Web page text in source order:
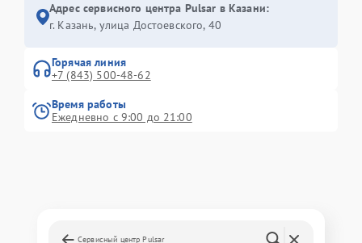
Адрес сервисного центра Pulsar в Казани:
г. Казань, улица Достоевского, 40
Горячая линия
+7 (843) 500-48-62
Время работы
Ежедневно с 9:00 до 21:00
Сервисный центр Pulsar